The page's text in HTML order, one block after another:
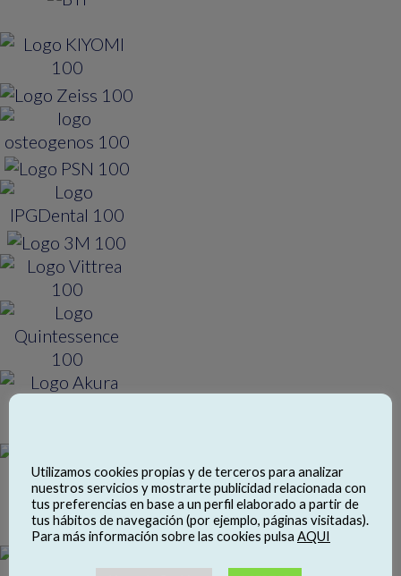
Utilizamos cookies propias y de terceros para analizar
nuestros servicios y mostrarte publicidad relacionada con
tus preferencias en base a un perfil elaborado a partir de
tus hábitos de navegación (por ejemplo, páginas visitadas).
Para más información sobre las cookies pulsa AQUI